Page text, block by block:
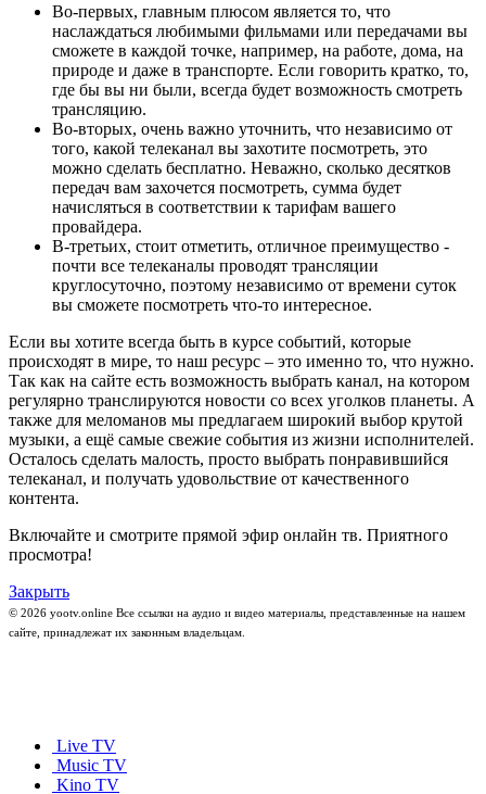
Во-первых, главным плюсом является то, что
наслаждаться любимыми фильмами или передачами вы
сможете в каждой точке, например, на работе, дома, на
природе и даже в транспорте. Если говорить кратко, то,
где бы вы ни были, всегда будет возможность смотреть
трансляцию.
Во-вторых, очень важно уточнить, что независимо от
того, какой телеканал вы захотите посмотреть, это
можно сделать бесплатно. Неважно, сколько десятков
передач вам захочется посмотреть, сумма будет
начисляться в соответствии к тарифам вашего
провайдера.
В-третьих, стоит отметить, отличное преимущество -
почти все телеканалы проводят трансляции
круглосуточно, поэтому независимо от времени суток
вы сможете посмотреть что-то интересное.
Если вы хотите всегда быть в курсе событий, которые
происходят в мире, то наш ресурс – это именно то, что нужно.
Так как на сайте есть возможность выбрать канал, на котором
регулярно транслируются новости со всех уголков планеты. А
также для меломанов мы предлагаем широкий выбор крутой
музыки, а ещё самые свежие события из жизни исполнителей.
Осталось сделать малость, просто выбрать понравившийся
телеканал, и получать удовольствие от качественного
контента.
Включайте и смотрите прямой эфир онлайн тв. Приятного
просмотра!
Закрыть
© 2026 yootv.online Все ссылки на аудио и видео материалы, представленные на нашем
сайте, принадлежат их законным владельцам.
Live TV
Music TV
Kino TV